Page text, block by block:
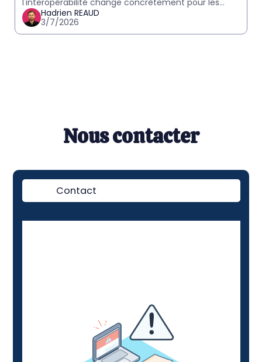
l'interopérabilité change concrètement pour les
hôteliers. Explication accessible, sans jargon
technique, avec des cas pr
Hadrien REAUD
3/7/2026
Nous contacter
Contact